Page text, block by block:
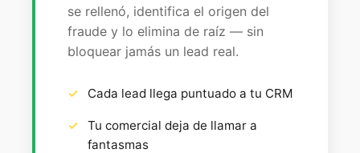
se rellenó, identifica el origen del
fraude y lo elimina de raíz — sin
bloquear jamás un lead real.
Cada lead llega puntuado a tu CRM
Tu comercial deja de llamar a
fantasmas